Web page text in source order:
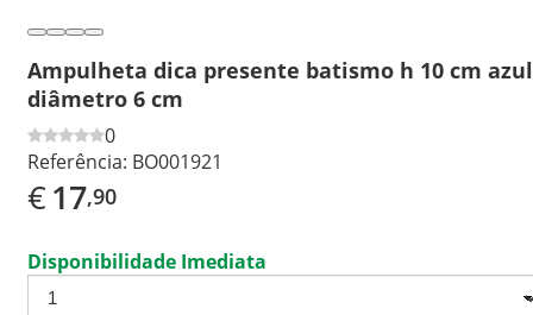
Ampulheta dica presente batismo h 10 cm azul
diâmetro 6 cm
0
Referência: BO001921
€17,90
Disponibilidade Imediata